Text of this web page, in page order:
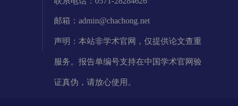
邮箱：admin@chachong.net
声明：本站非学术官网，仅提供论文查重
服务。报告单编号支持在中国学术官网验
证真伪，请放心使用。